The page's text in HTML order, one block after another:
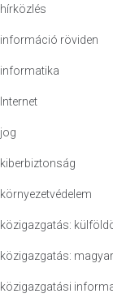
hírközlés
információ röviden
informatika
Internet
jog
kiberbiztonság
környezetvédelem
közigazgatás:
közigazgatás: magyar
közigazgatási